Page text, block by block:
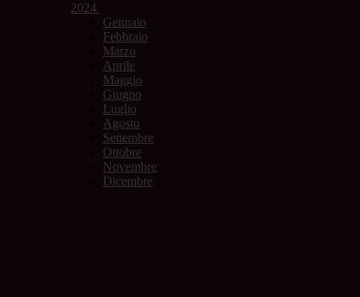
2024
Gennaio
Febbraio
Marzo
Aprile
Maggio
Giugno
Luglio
Agosto
Settembre
Ottobre
Novembre
Dicembre